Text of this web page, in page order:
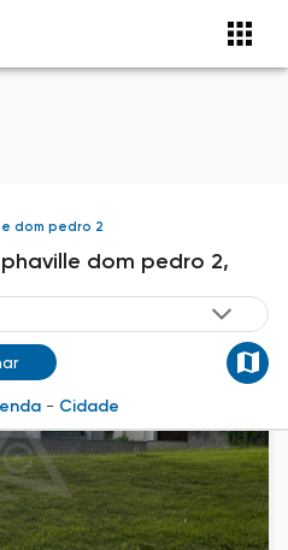
dom pedro 2
dom pedro 2,
- Cidade